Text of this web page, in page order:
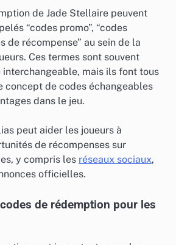
de Jade Stellaire peuvent
“codes promo”, “codes
de récompense” au sein de la
Ces termes sont souvent
interchangeable, mais ils font tous
concept de codes échangeables
dans le jeu.
peut aider les joueurs à
de récompenses sur
y compris les réseaux sociaux,
officielles.
de rédemption pour les